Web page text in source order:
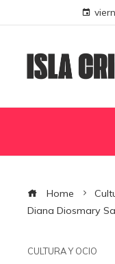
Home
Diana Diosmary
CULTURA Y OCIO